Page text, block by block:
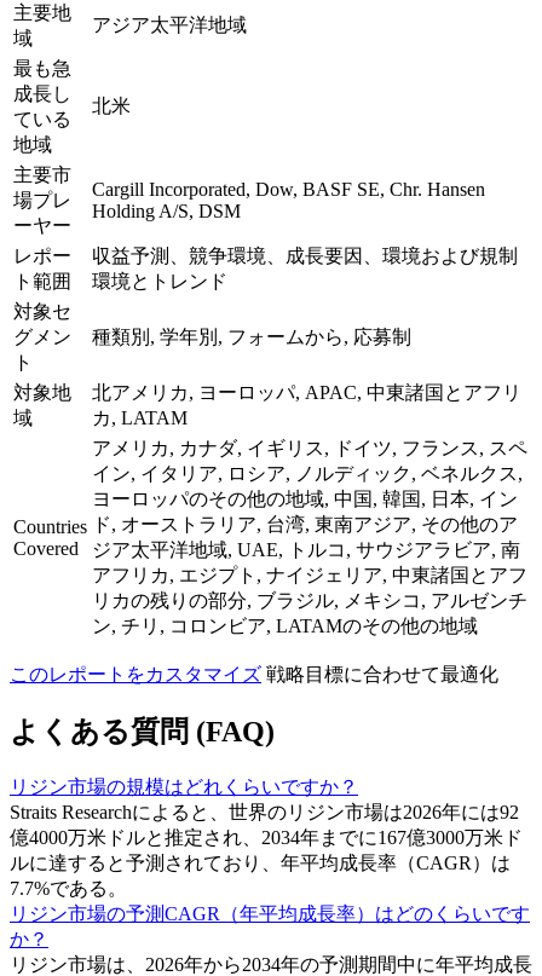
主要地
域
アジア太平洋地域
最も急
成長し
ている
地域
北米
主要市
場プレ
ーヤー
Cargill Incorporated, Dow, BASF SE, Chr. Hansen
Holding A/S, DSM
レポー
ト範囲
収益予測、競争環境、成長要因、環境および規制
環境とトレンド
対象セ
グメン
ト
種類別, 学年別, フォームから, 応募制
対象地
域
北アメリカ, ヨーロッパ, APAC, 中東諸国とアフリ
カ, LATAM
Countries
Covered
アメリカ, カナダ, イギリス, ドイツ, フランス, スペ
イン, イタリア, ロシア, ノルディック, ベネルクス,
ヨーロッパのその他の地域, 中国, 韓国, 日本, イン
ド, オーストラリア, 台湾, 東南アジア, その他のア
ジア太平洋地域, UAE, トルコ, サウジアラビア, 南
アフリカ, エジプト, ナイジェリア, 中東諸国とアフ
リカの残りの部分, ブラジル, メキシコ, アルゼンチ
ン, チリ, コロンビア, LATAMのその他の地域
このレポートをカスタマイズ 戦略目標に合わせて最適化
よくある質問 (FAQ)
リジン市場の規模はどれくらいですか？
Straits Researchによると、世界のリジン市場は2026年には92
億4000万米ドルと推定され、2034年までに167億3000万米ド
ルに達すると予測されており、年平均成長率（CAGR）は
7.7%である。
リジン市場の予測CAGR（年平均成長率）はどのくらいです
か？
リジン市場は、2026年から2034年の予測期間中に年平均成長